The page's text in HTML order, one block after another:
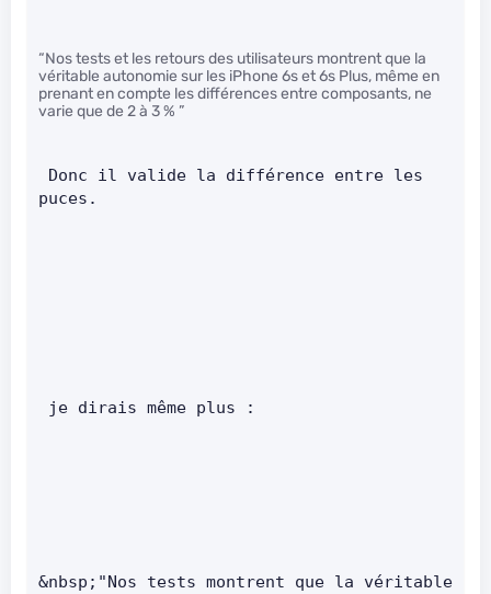
“Nos tests et les retours des utilisateurs montrent que la
véritable autonomie sur les iPhone 6s et 6s Plus, même en
prenant en compte les différences entre composants, ne
varie que de 2 à 3 % ”
puces.
je dirais même plus :
&nbsp;"Nos tests montrent que la véritable